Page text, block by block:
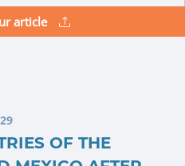
article
OF THE